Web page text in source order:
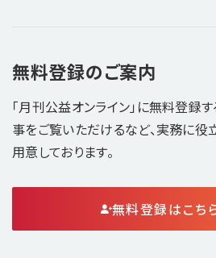
無料登録のご案内
「月刊公益オンライン」に無料登録
事をご覧いただけるなど、実務に
用意しております。
無料登録はこち